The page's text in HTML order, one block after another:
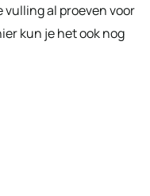
vulling al proeven voor
kun je het ook nog